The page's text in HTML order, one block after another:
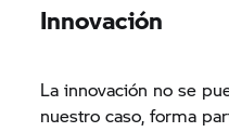
Innovación
La innovación no se
nuestro caso, forma